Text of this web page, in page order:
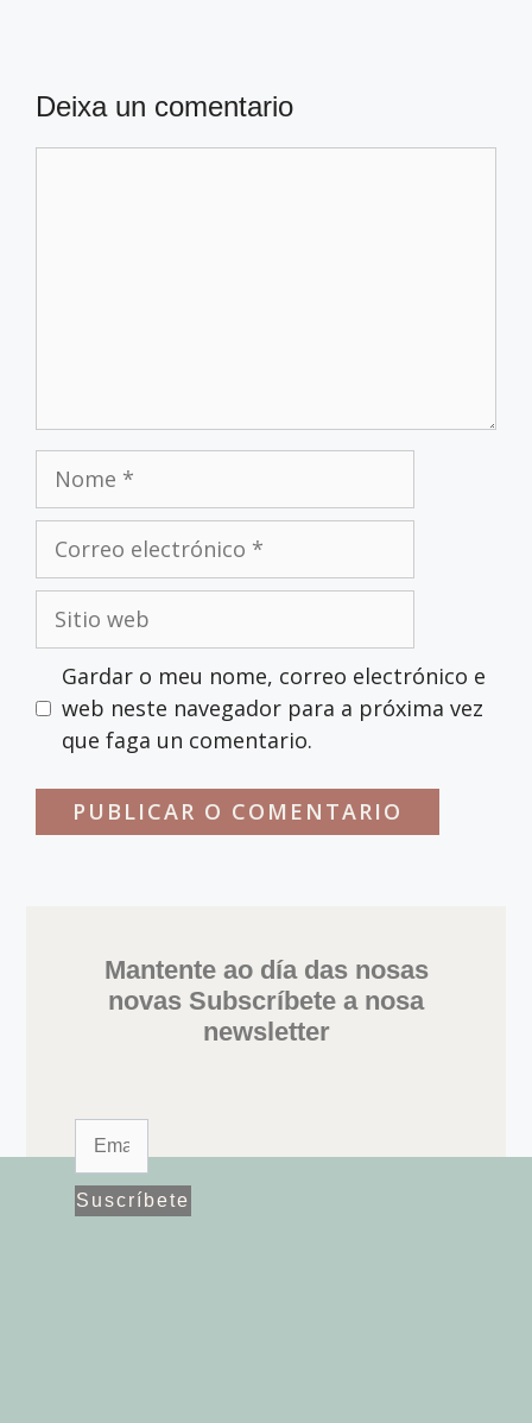
Deixa un comentario
Nome
Correo
electrónico
Sitio
web
Gardar o meu nome, correo electrónico e
web neste navegador para a próxima vez
que faga un comentario.
Mantente ao día das nosas
novas Subscríbete a nosa
newsletter
Suscríbete